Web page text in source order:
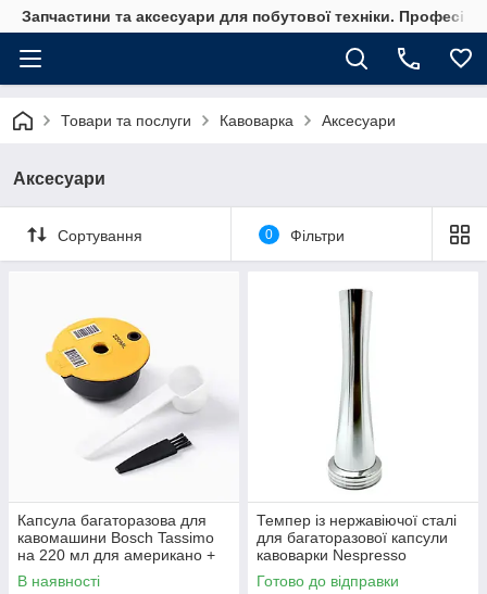
Запчастини та аксесуари для побутової техніки.
Товари та послуги Кавоварка Аксесуари
Аксесуари
Сортування 0 Фільтри
Капсула багаторазова для
кавомашини Bosch Tassimo
на 220 мл для американо +
щітка і ложка CCYLBT22001
В наявності
Темпер із нержавіючої сталі
для багаторазової капсули
кавоварки Nespresso
Неспресо, ICafilas
Готово до відправки